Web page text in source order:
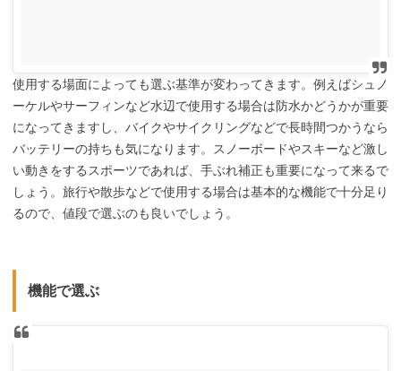
使用する場面によっても選ぶ基準が変わってきます。例えばシュノ
ーケルやサーフィンなど水辺で使用する場合は防水かどうかが重要
になってきますし、バイクやサイクリングなどで長時間つかうなら
バッテリーの持ちも気になります。スノーボードやスキーなど激し
い動きをするスポーツであれば、手ぶれ補正も重要になって来るで
しょう。旅行や散歩などで使用する場合は基本的な機能で十分足り
るので、値段で選ぶのも良いでしょう。
機能で選ぶ